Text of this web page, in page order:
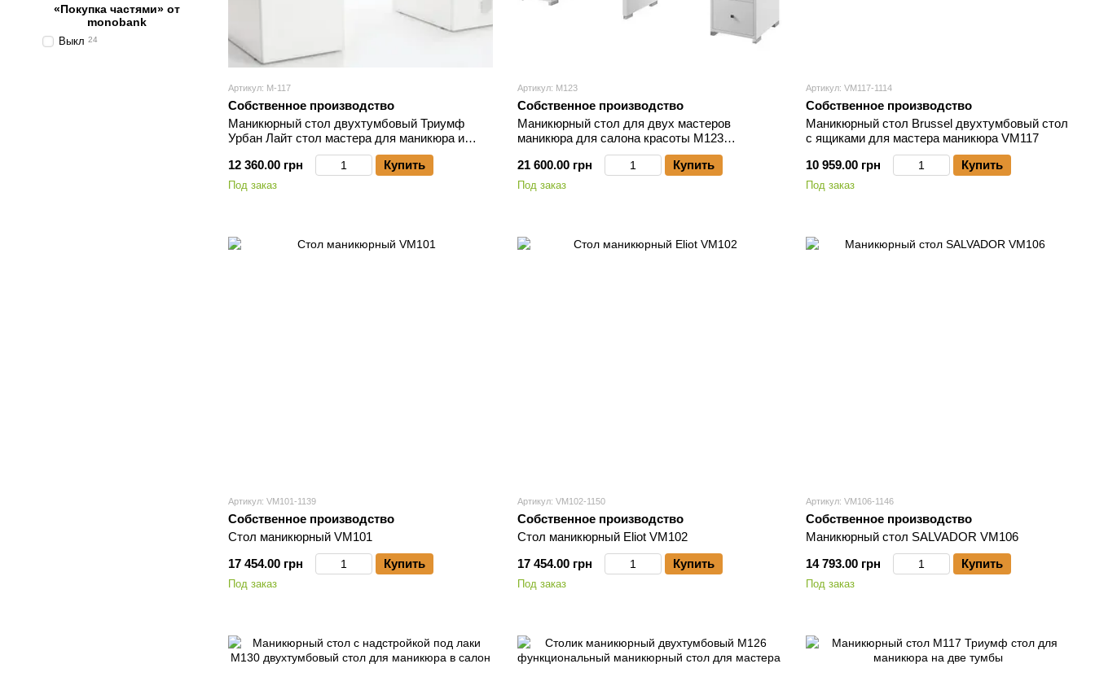
Артикул: М-117
Собственное производство
Маникюрный стол двухтумбовый Триумф
Урбан Лайт стол мастера для маникюра и
коррекции ногтей М117-2
12 360.00 грн
Купить
Под заказ
Артикул: М123
Собственное производство
Маникюрный стол для двух мастеров
маникюра для салона красоты М123
двухместный стол для маникюра
21 600.00 грн
Купить
Под заказ
Артикул: VM117-1114
Собственное производство
Маникюрный стол Brussel двухтумбовый стол
с ящиками для мастера маникюра VM117
10 959.00 грн
Купить
Под заказ
Артикул: VM101-1139
Собственное производство
Стол маникюрный VM101
17 454.00 грн
Купить
Под заказ
Артикул: VM102-1150
Собственное производство
Стол маникюрный Eliot VM102
17 454.00 грн
Купить
Под заказ
Артикул: VM106-1146
Собственное производство
Маникюрный стол SALVADOR VM106
14 793.00 грн
Купить
Под заказ
«Покупка частями» от
monobank
Выкл 24